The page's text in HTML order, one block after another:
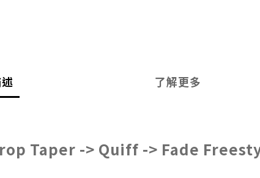
了解更多
Taper -> Quiff -> Fade